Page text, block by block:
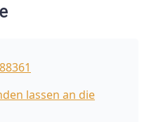
lassen an die